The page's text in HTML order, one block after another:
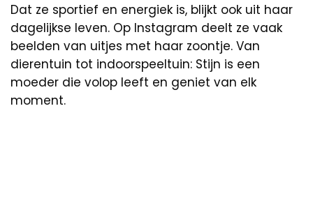
Dat ze sportief en energiek is, blijkt ook uit haar
dagelijkse leven. Op Instagram deelt ze vaak
beelden van uitjes met haar zoontje. Van
dierentuin tot indoorspeeltuin: Stijn is een
moeder die volop leeft en geniet van elk
moment.